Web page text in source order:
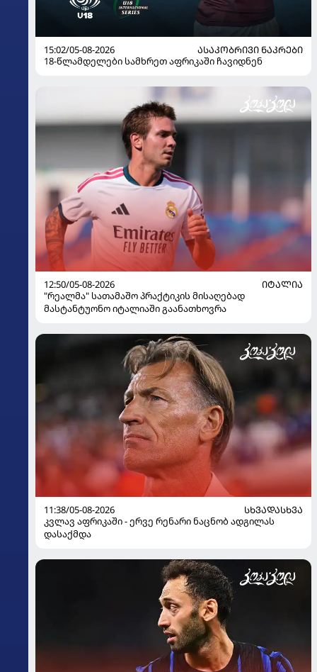
15:02/05-08-2026
ᲐᲡᲐᲙᲝᲑᲠᲘᲕᲘ ᲜᲐᲙᲠᲔᲑᲘ
18-წლამდელები სამხრეთ აფრიკაში ჩავიდნენ
12:50/05-08-2026
ᲘᲢᲐᲚᲘᲐ
"რეალმა" სათამაშო პრაქტიკის მისაღებად
მასტანტუონო იტალიაში გაანათხოვრა
11:38/05-08-2026
ᲡᲮᲕᲐᲓᲐᲡᲮᲕᲐ
კვლავ აფრიკაში - ერვე რენარი ნაცნობ ადგილას
დასაქმდა